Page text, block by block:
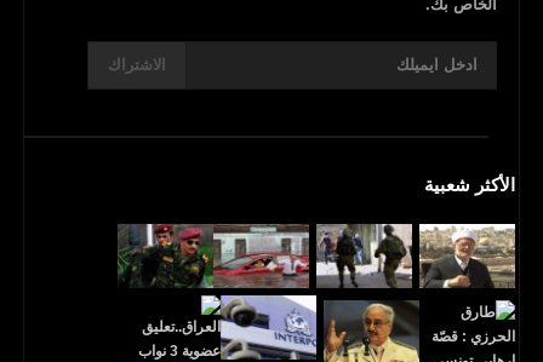
الخاص بك.
الاشتراك
الأكثر شعبية